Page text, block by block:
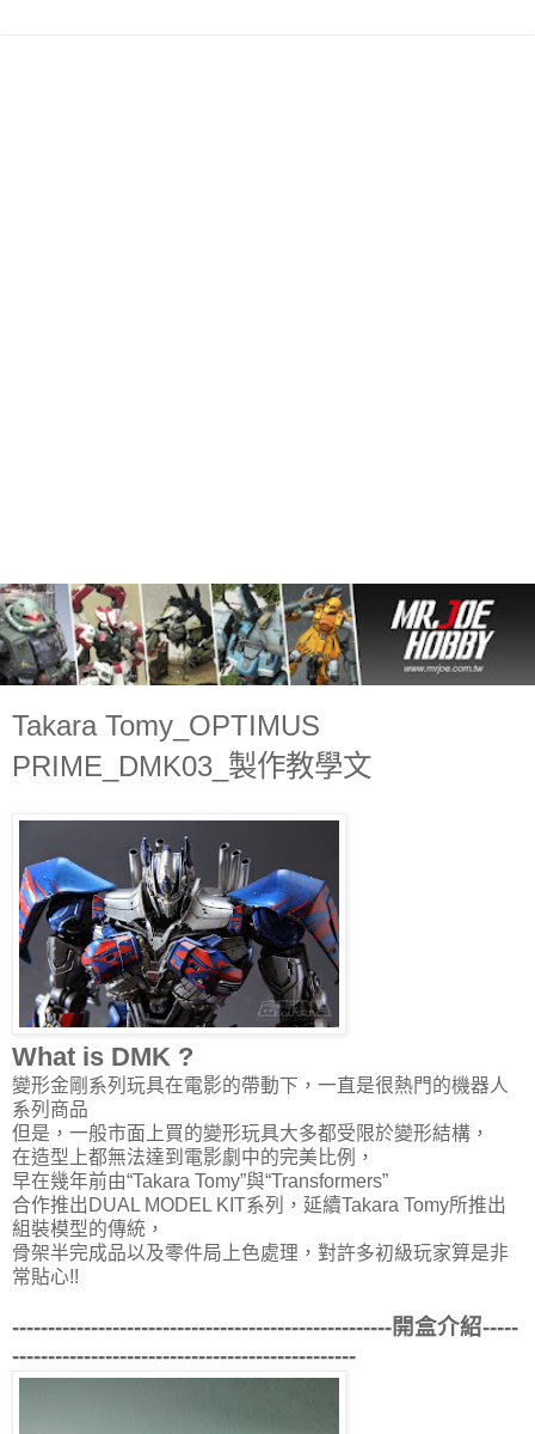
Takara Tomy_OPTIMUS
PRIME_DMK03_製作教學文
What is DMK ?
變形金剛系列玩具在電影的帶動下，一直是很熱門的機器人
系列商品
但是，一般市面上買的變形玩具大多都受限於變形結構，
在造型上都無法達到電影劇中的完美比例，
早在幾年前由“Takara Tomy”與“Transformers”
合作推出DUAL MODEL KIT系列，延續Takara Tomy所推出
組裝模型的傳統，
骨架半完成品以及零件局上色處理，對許多初級玩家算是非
常貼心!!
-----------------------------------------------------開盒介紹-----
------------------------------------------------